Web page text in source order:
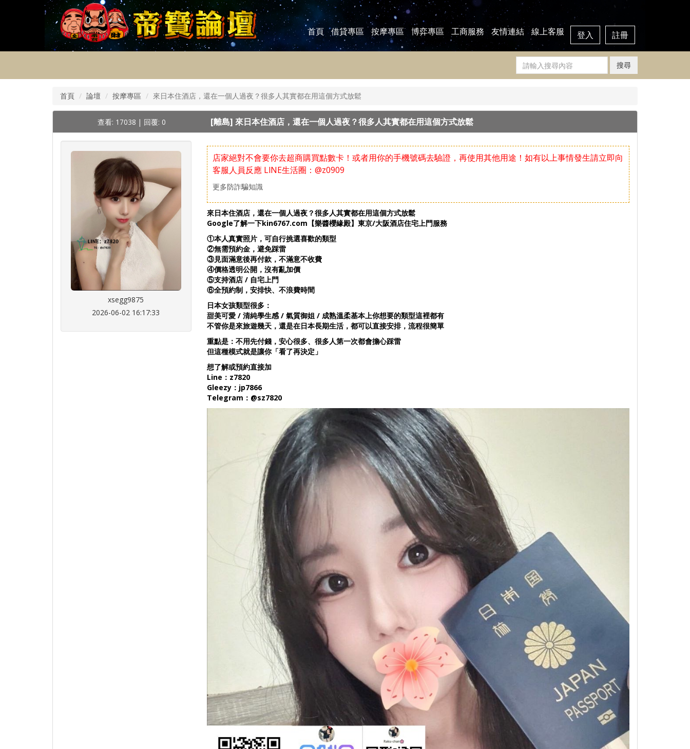
首頁 借貸專區 按摩專區 博弈專區 工商服務 友情連結 線上客服 登入 註冊
搜尋
首頁 論壇 按摩專區 來日本住酒店，還在一個人過夜？很多人其實都在用這個方式放鬆
查看: 17038 | 回覆: 0 [離島] 來日本住酒店，還在一個人過夜？很多人其實都在用這個方式放鬆
xsegg9875
2026-06-02 16:17:33
店家絕對不會要你去超商購買點數卡！或者用你的手機號碼去驗證，再使用其他用途！如有以上事情發生請立即向
客服人員反應 LlNE生活圈：@z0909
更多防詐騙知識
來日本住酒店，還在一個人過夜？很多人其實都在用這個方式放鬆
Google了解一下kin6767.com【樂醬櫻緣殿】東京/大阪酒店住宅上門服務
①本人真實照片，可自行挑選喜歡的類型
②無需預約金，避免踩雷
③見面滿意後再付款，不滿意不收費
④價格透明公開，沒有亂加價
⑤支持酒店 / 自宅上門
⑥全預約制，安排快、不浪費時間
日本女孩類型很多：
甜美可愛 / 清純學生感 / 氣質御姐 / 成熟溫柔基本上你想要的類型這裡都有
不管你是來旅遊幾天，還是在日本長期生活，都可以直接安排，流程很簡單
重點是：不用先付錢，安心很多、很多人第一次都會擔心踩雷
但這種模式就是讓你「看了再決定」
想了解或預約直接加
Line：z7820
Gleezy：jp7866
Telegram：@sz7820